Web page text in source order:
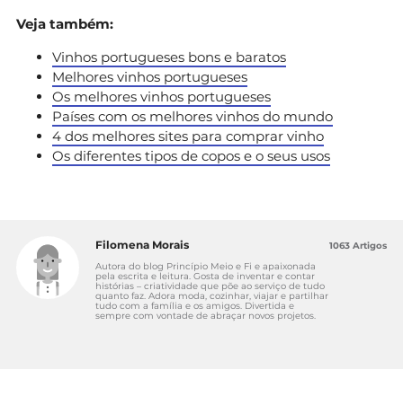
Veja também:
Vinhos portugueses bons e baratos
Melhores vinhos portugueses
Os melhores vinhos portugueses
Países com os melhores vinhos do mundo
4 dos melhores sites para comprar vinho
Os diferentes tipos de copos e o seus usos
Filomena Morais
Autora do blog Princípio Meio e Fi e apaixonada
pela escrita e leitura. Gosta de inventar e contar
histórias – criatividade que põe ao serviço de tudo
quanto faz. Adora moda, cozinhar, viajar e partilhar
tudo com a família e os amigos. Divertida e
sempre com vontade de abraçar novos projetos.
1063 Artigos